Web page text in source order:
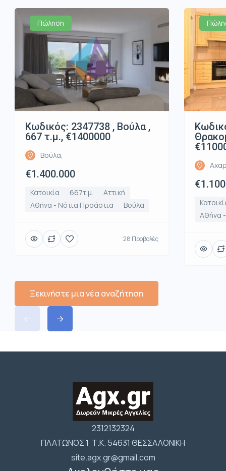
Πώληση
Κωδικός: 2347738 , Βούλα ,
667 τ.μ., €1400000
Βούλα,
€1.400.000
Κατοικία 667τ.μ.
Αττική
Αθήνα - Νότια Προάστια
Βούλα
28 Προβολές
Αθήνα
Ξεκινήστε μια νέα αναζήτηση
2312132324
ΠΛΑΤΩΝΟΣ 1 Τ.Κ. 54631 ΘΕΣΣΑΛΟΝΙΚΗ
site.agx.gr@gmail.com